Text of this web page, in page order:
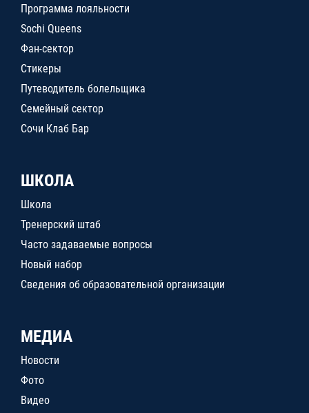
Программа лояльности
Sochi Queens
Фан-сектор
Стикеры
Путеводитель болельщика
Семейный сектор
Сочи Клаб Бар
ШКОЛА
Школа
Тренерский штаб
Часто задаваемые вопросы
Новый набор
Сведения об образовательной организации
МЕДИА
Новости
Фото
Видео